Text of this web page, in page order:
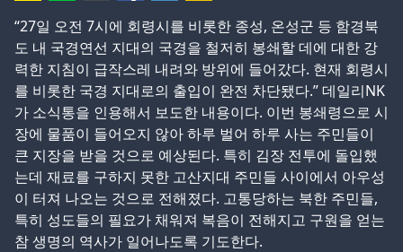
“27일 오전 7시에 회령시를 비롯한 종성, 온성군 등 함경북
도 내 국경연선 지대의 국경을 철저히 봉쇄할 데에 대한 강
력한 지침이 급작스레 내려와 방위에 들어갔다. 현재 회령시
를 비롯한 국경 지대로의 출입이 완전 차단됐다.” 데일리NK
가 소식통을 인용해서 보도한 내용이다. 이번 봉쇄령으로 시
장에 물품이 들어오지 않아 하루 벌어 하루 사는 주민들이
큰 지장을 받을 것으로 예상된다. 특히 김장 전투에 돌입했
는데 재료를 구하지 못한 고산지대 주민들 사이에서 아우성
이 터져 나오는 것으로 전해졌다. 고통당하는 북한 주민들,
특히 성도들의 필요가 채워져 복음이 전해지고 구원을 얻는
참 생명의 역사가 일어나도록 기도한다.